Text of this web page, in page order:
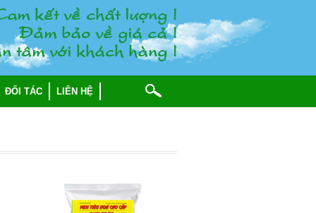
keát veà chaát löôïng !
Ñaûm baûo veà giaù caû !
taâm vôùi khaùch haøng !
ĐỐI TÁC LIÊN HỆ